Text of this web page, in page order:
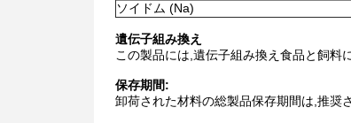
ソイドム (Na)
遺伝子組み換え
この製品には,遺伝子組み換え食品と飼料
保存期間:
卸荷された材料の総製品保存期間は,推奨